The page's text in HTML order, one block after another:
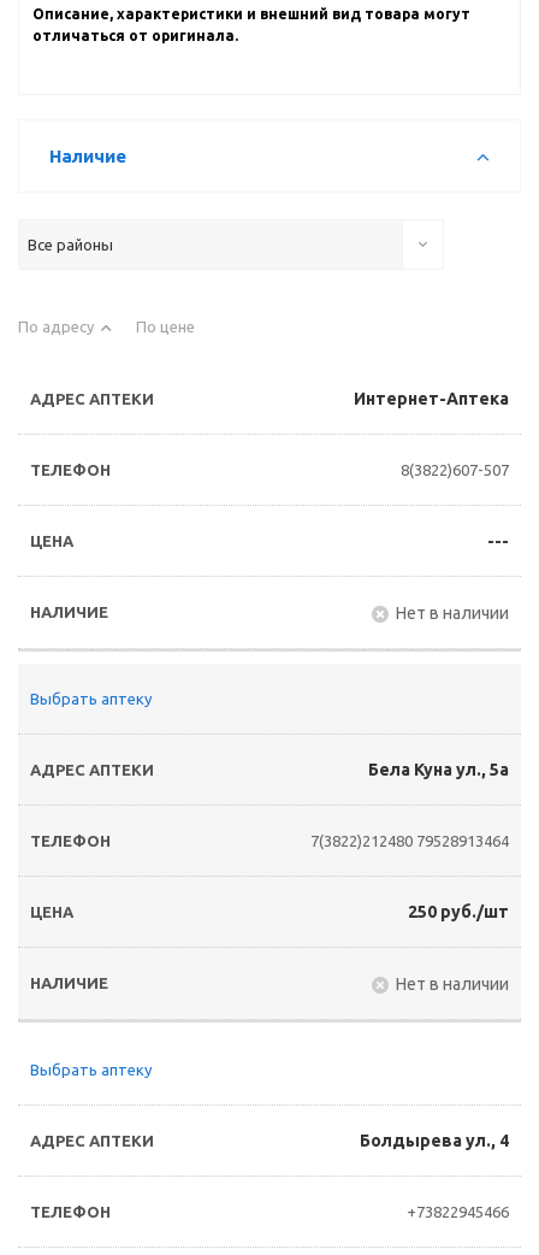
Описание, характеристики и внешний вид товара могут
отличаться от оригинала.
Наличие
Все районы
По адресу По цене
Интернет-Аптека
8(3822)607-507
---
Нет в наличии
Выбрать аптеку
Бела Куна ул., 5а
7(3822)212480 79528913464
250 руб./шт
Нет в наличии
Выбрать аптеку
Болдырева ул., 4
+73822945466